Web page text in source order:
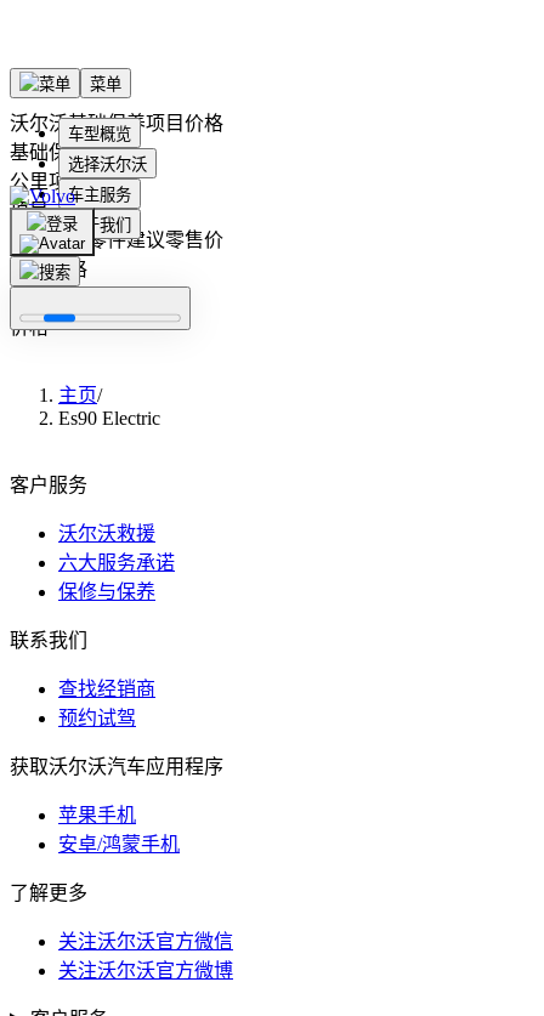
沃尔沃基础保养项目价格
基础保养项目
公里项目
项目
基础保养零件建议零售价
零件价格
价格
主页/
Es90 Electric